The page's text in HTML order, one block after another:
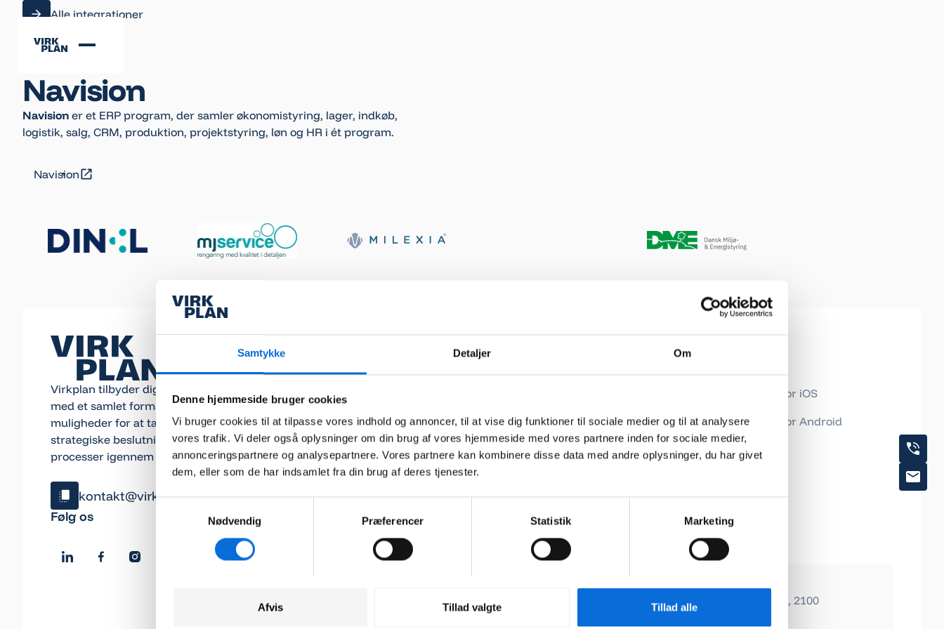
Samtykke Detaljer Om
Denne hjemmeside bruger cookies
Vi bruger cookies til at tilpasse vores indhold og annoncer, til at vise dig funktioner til sociale medier og til at analysere
vores trafik. Vi deler også oplysninger om din brug af vores hjemmeside med vores partnere inden for sociale medier,
annonceringspartnere og analysepartnere. Vores partnere kan kombinere disse data med andre oplysninger, du har givet
dem, eller som de har indsamlet fra din brug af deres tjenester.
Nødvendig
Præferencer Statistik Marketing
Afvis Tillad valgte Tillad alle
Alle integrationer
Alle integrationer
Navision
Navision er et ERP program, der samler økonomistyring, lager, indkøb,
logistik, salg, CRM, produktion, projektstyring, løn og HR i ét program.
Navision
Virkplan tilbyder dig en bred vifte af værktøjer
med et samlet formål – at forbedre dine
muligheder for at tage veldokumenterede
strategiske beslutninger og optimere interne
processer igennem datavisualisering.
kontakt@virkplan.dk
Klik og kopiér email
Følg os
Forside
Løsninger
Integrationer
Kundecases
Help Center
Changelogs
Download for iOS
Download for Android
Viborgvej 159 A, 8210 Århus V
København
Dampfærgevej 27-29, 3 & 5. sal, 2100
København
tlf:+45 71 74 77 44